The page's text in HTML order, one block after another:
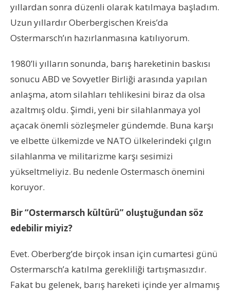
yıllardan sonra düzenli olarak katılmaya başladım.
Uzun yıllardır Oberbergischen Kreis’da
Ostermarsch’ın hazırlanmasına katılıyorum.
1980’li yılların sonunda, barış hareketinin baskısı
sonucu ABD ve Sovyetler Birliği arasında yapılan
anlaşma, atom silahları tehlikesini biraz da olsa
azaltmış oldu. Şimdi, yeni bir silahlanmaya yol
açacak önemli sözleşmeler gündemde. Buna karşı
ve elbette ülkemizde ve NATO ülkelerindeki çılgın
silahlanma ve militarizme karşı sesimizi
yükseltmeliyiz. Bu nedenle Ostermasch önemini
koruyor.
Bir “Ostermarsch kültürü” oluştuğundan söz
edebilir miyiz?
Evet. Oberberg’de birçok insan için cumartesi günü
Ostermarsch’a katılma gerekliliği tartışmasızdır.
Fakat bu gelenek, barış hareketi içinde yer almamış